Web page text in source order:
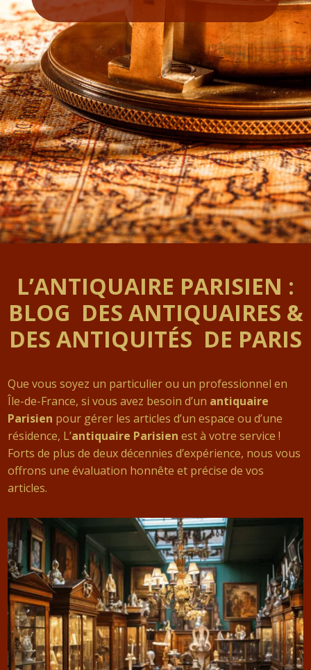
L’ANTIQUAIRE PARISIEN :
BLOG DES ANTIQUAIRES &
DES ANTIQUITÉS DE PARIS
Que vous soyez un particulier ou un professionnel en
Île-de-France, si vous avez besoin d’un antiquaire
Parisien pour gérer les articles d’un espace ou d’une
résidence, L’antiquaire Parisien est à votre service !
Forts de plus de deux décennies d’expérience, nous vous
offrons une évaluation honnête et précise de vos
articles.